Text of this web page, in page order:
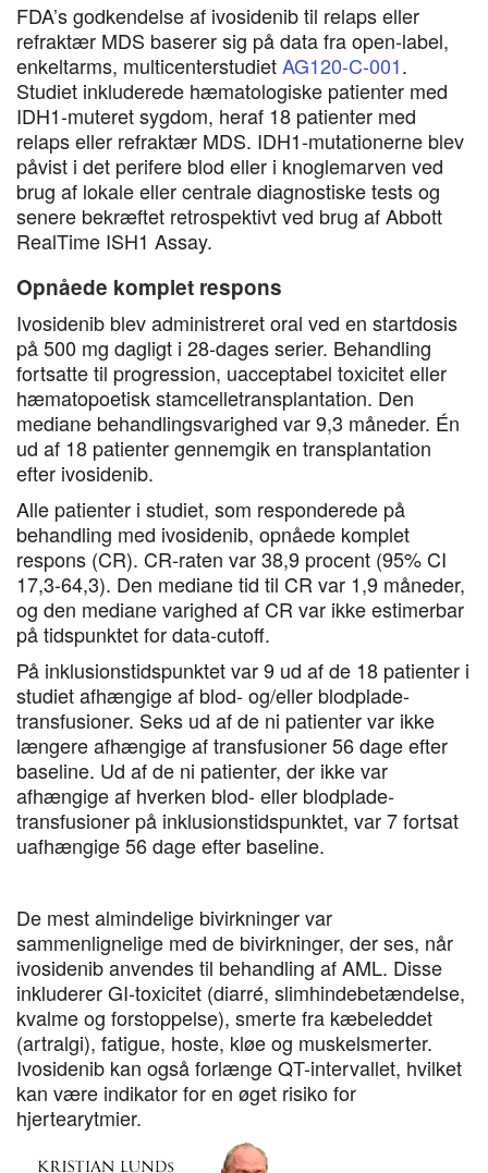
FDA’s godkendelse af ivosidenib til relaps eller
refraktær MDS baserer sig på data fra open-label,
enkeltarms, multicenterstudietAG120-C-001.
Studiet inkluderede hæmatologiske patienter med
IDH1-muteret sygdom, heraf 18 patienter med
relaps eller refraktær MDS. IDH1-mutationerne blev
påvist i det perifere blod eller i knoglemarven ved
brug af lokale eller centrale diagnostiske tests og
senere bekræftet retrospektivt ved brug af Abbott
RealTime ISH1 Assay.
Opnåede komplet respons
Ivosidenib blev administreret oral ved en startdosis
på 500 mg dagligt i 28-dages serier. Behandling
fortsatte til progression, uacceptabel toxicitet eller
hæmatopoetisk stamcelletransplantation. Den
mediane behandlingsvarighed var 9,3 måneder. Én
ud af 18 patienter gennemgik en transplantation
efter ivosidenib.
Alle patienter i studiet, som responderede på
behandling med ivosidenib, opnåede komplet
respons (CR). CR-raten var 38,9 procent (95% CI
17,3-64,3). Den mediane tid til CR var 1,9 måneder,
og den mediane varighed af CR var ikke estimerbar
på tidspunktet for data-cutoff.
På inklusionstidspunktet var 9 ud af de 18 patienter i
studiet afhængige af blod- og/eller blodplade-
transfusioner. Seks ud af de ni patienter var ikke
længere afhængige af transfusioner 56 dage efter
baseline. Ud af de ni patienter, der ikke var
afhængige af hverken blod- eller blodplade-
transfusioner på inklusionstidspunktet, var 7 fortsat
uafhængige 56 dage efter baseline.
De mest almindelige bivirkninger var
sammenlignelige med de bivirkninger, der ses, når
ivosidenib anvendes til behandling af AML. Disse
inkluderer GI-toxicitet (diarré, slimhindebetændelse,
kvalme og forstoppelse), smerte fra kæbeleddet
(artralgi), fatigue, hoste, kløe og muskelsmerter.
Ivosidenib kan også forlænge QT-intervallet, hvilket
kan være indikator for en øget risiko for
hjertearytmier.